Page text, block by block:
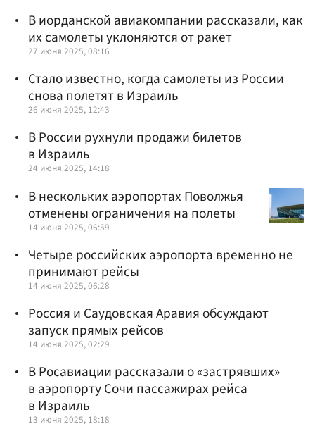
В иорданской авиакомпании рассказали, как
их самолеты уклоняются от ракет
27 июня 2025, 08:16
Стало известно, когда самолеты из России
снова полетят в Израиль
26 июня 2025, 12:43
В России рухнули продажи билетов
в Израиль
24 июня 2025, 14:18
В нескольких аэропортах Поволжья
отменены ограничения на полеты
14 июня 2025, 06:59
Четыре российских аэропорта временно не
принимают рейсы
14 июня 2025, 06:28
Россия и Саудовская Аравия обсуждают
запуск прямых рейсов
14 июня 2025, 02:29
В Росавиации рассказали о «застрявших»
в аэропорту Сочи пассажирах рейса
в Израиль
13 июня 2025, 18:18